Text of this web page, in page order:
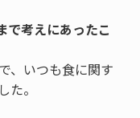
で考えにあったこ
、いつも食に関す
。